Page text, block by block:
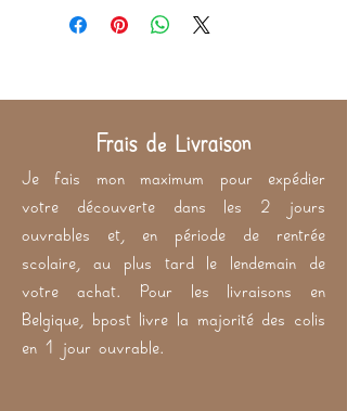
60% polyester - 40% latex
Frais de Livraison
Je fais mon maximum pour expédier
votre découverte dans les 2 jours
ouvrables et, en période de rentrée
scolaire, au plus tard le lendemain de
votre achat. Pour les livraisons en
Belgique, bpost livre la majorité des colis
en 1 jour ouvrable.